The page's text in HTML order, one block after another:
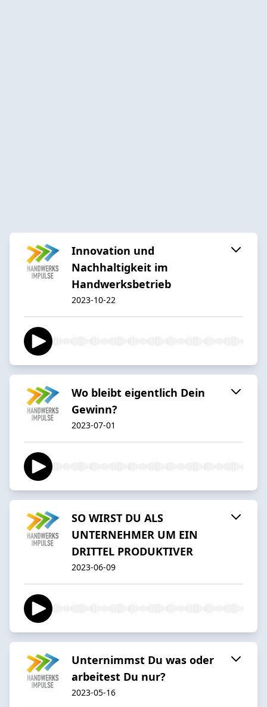
Innovation und
Nachhaltigkeit im
Handwerksbetrieb
2023-10-22
Wo bleibt eigentlich Dein
Gewinn?
2023-07-01
SO WIRST DU ALS
UNTERNEHMER UM EIN
DRITTEL PRODUKTIVER
2023-06-09
Unternimmst Du was oder
arbeitest Du nur?
2023-05-16